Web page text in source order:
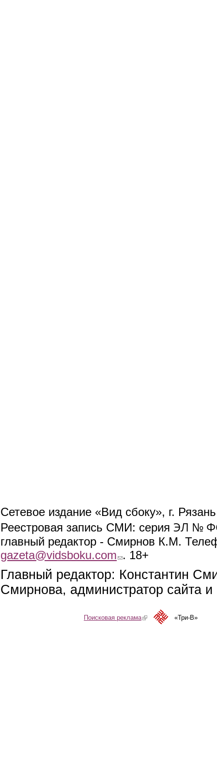
Сетевое издание «Вид сбоку», г.
Реестровая запись СМИ: серия ЭЛ №
главный редактор - Смирнов К.М.
gazeta@vidsboku.com (link sends e-mail)
. 18+
Главный редактор: Константин
Смирнова, администратор сайта
Поисковая реклама(link is external)«Три-В»